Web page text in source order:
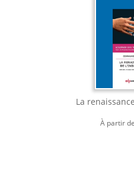
La
À partir de